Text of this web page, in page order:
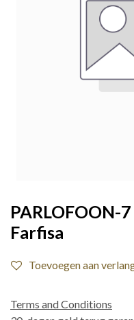
PARLOFOON-
Farfisa
Toevoegen aan
Terms and Conditions